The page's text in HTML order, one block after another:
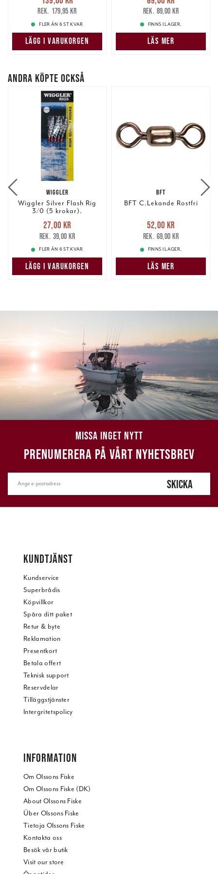
139,00 krTidigare pris
179,95 kr
179,95 kr
FLER ÄN 6 ST KVAR
LÄGG I VARUKORGEN
69,00 krTidigare pris
89,00 kr
89,00 kr
FINNS I LAGER.
LÄS MER
ANDRA KÖPTE OCKSÅ
WIGGLER
Wiggler Silver Flash Rig
3/0 (5 krokar).
Nuvarande pris
27,00 krTidigare pris
39,00 kr
27,00 kr
39,00 kr
FLER ÄN 6 ST KVAR
LÄGG I VARUKORGEN
BFT
BFT C.Lekande Rostfri
Nuvarande pris
52,00 krTidigare pris
69,00 kr
52,00 kr
69,00 kr
FINNS I LAGER.
LÄS MER
MISSA INGET NYTT
PRENUMERERA PÅ VÅRT NYHETSBREV
SKICKA
KUNDTJÄNST
Kundservice
Superbrådis
Köpvillkor
Spåra ditt paket
Retur & byte
Reklamation
Presentkort
Betala offert
Teknisk support
Reservdelar
Tilläggstjänster
Intergritetspolicy
INFORMATION
Om Olssons Fiske
Om Olssons Fiske (DK)
About Olssons Fiske
Über Olssons Fiske
Tietoja Olssons Fiske
Kontakta oss
Besök vår butik
Visit our store